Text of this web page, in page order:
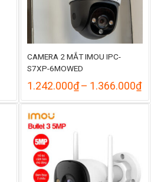
CAMERA 2 MẮT IMOU IPC-
S7XP-6MOWED
1.242.000₫– 1.366.000₫
từ